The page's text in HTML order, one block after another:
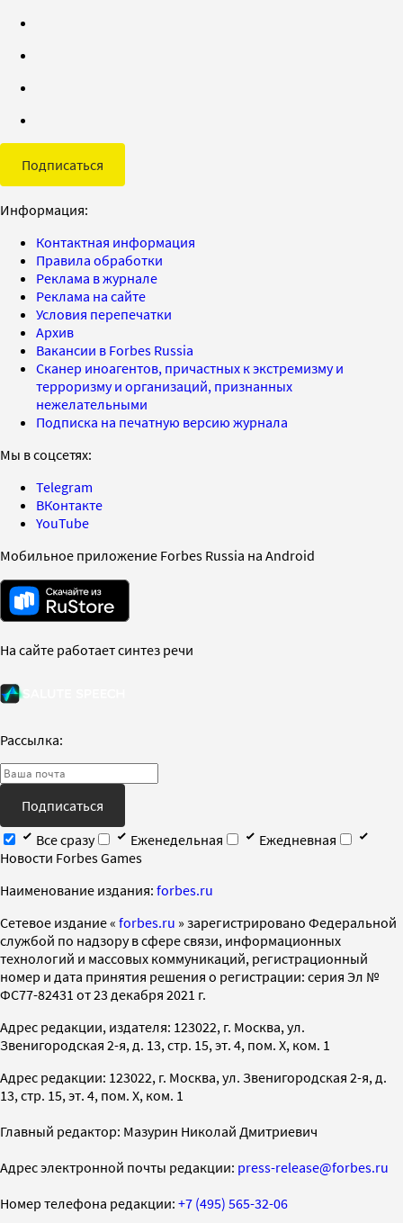
Подписаться
Информация:
Контактная информация
Правила обработки
Реклама в журнале
Реклама на сайте
Условия перепечатки
Архив
Вакансии в Forbes Russia
Сканер иноагентов, причастных к экстремизму и
терроризму и организаций, признанных
нежелательными
Подписка на печатную версию журнала
Мы в соцсетях:
Telegram
ВКонтакте
YouTube
Мобильное приложение Forbes Russia на Android
На сайте работает синтез речи
Рассылка:
Подписаться
Все сразу
Еженедельная
Ежедневная
Новости Forbes Games
Наименование издания: forbes.ru
Cетевое издание « forbes.ru » зарегистрировано Федеральной
службой по надзору в сфере связи, информационных
технологий и массовых коммуникаций, регистрационный
номер и дата принятия решения о регистрации: серия Эл №
ФС77-82431 от 23 декабря 2021 г.
Адрес редакции, издателя: 123022, г. Москва, ул.
Звенигородская 2-я, д. 13, стр. 15, эт. 4, пом. X, ком. 1
Адрес редакции: 123022, г. Москва, ул. Звенигородская 2-я, д.
13, стр. 15, эт. 4, пом. X, ком. 1
Главный редактор: Мазурин Николай Дмитриевич
Адрес электронной почты редакции: press-release@forbes.ru
Номер телефона редакции: +7 (495) 565-32-06